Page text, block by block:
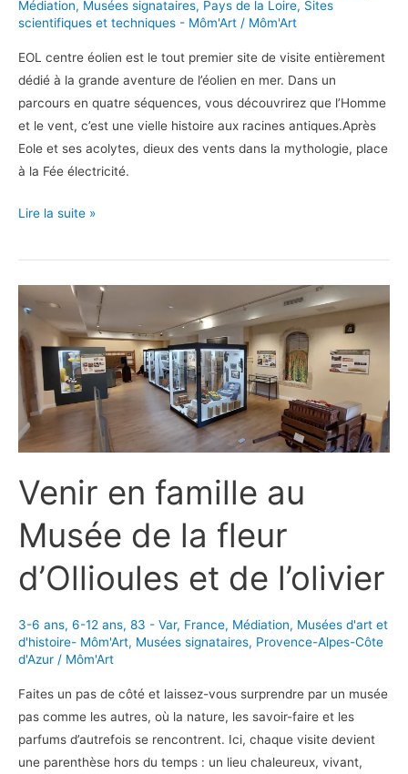
Médiation, Musées signataires, Pays de la Loire, Sites
scientifiques et techniques - Môm'Art / Môm'Art
EOL centre éolien est le tout premier site de visite entièrement
dédié à la grande aventure de l’éolien en mer. Dans un
parcours en quatre séquences, vous découvrirez que l’Homme
et le vent, c’est une vielle histoire aux racines antiques.Après
Eole et ses acolytes, dieux des vents dans la mythologie, place
à la Fée électricité.
Une
dans
vent
EOL
centre
éolien !
Lire la suite »
Venir en famille au
Musée de la fleur
d’Ollioules et de l’olivier
3-6 ans, 6-12 ans, 83 - Var, France, Médiation, Musées d'art et
d'histoire- Môm'Art, Musées signataires, Provence-Alpes-Côte
d'Azur / Môm'Art
Faites un pas de côté et laissez-vous surprendre par un musée
pas comme les autres, où la nature, les savoir-faire et les
parfums d’autrefois se rencontrent. Ici, chaque visite devient
une parenthèse hors du temps : un lieu chaleureux, vivant,